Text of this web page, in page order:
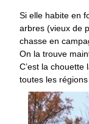
Si elle habite en
arbres (vieux de
chasse en
On la trouve
C’est la chouette
toutes les